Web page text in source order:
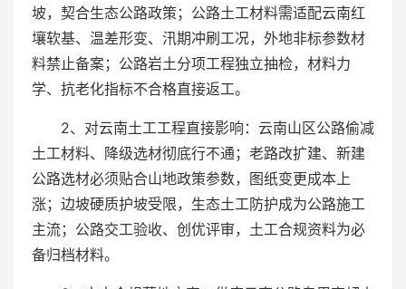
坡，契合生态公路政策；公路土工材料需适配云南红
壤软基、温差形变、汛期冲刷工况，外地非标参数材
料禁止备案；公路岩土分项工程独立抽检，材料力
学、抗老化指标不合格直接返工。
2、对云南土工工程直接影响：云南山区公路偷减
土工材料、降级选材彻底行不通；老路改扩建、新建
公路选材必须贴合山地政策参数，图纸变更成本上
涨；边坡硬质护坡受限，生态土工防护成为公路施工
主流；公路交工验收、创优评审，土工合规资料为必
备归档材料。